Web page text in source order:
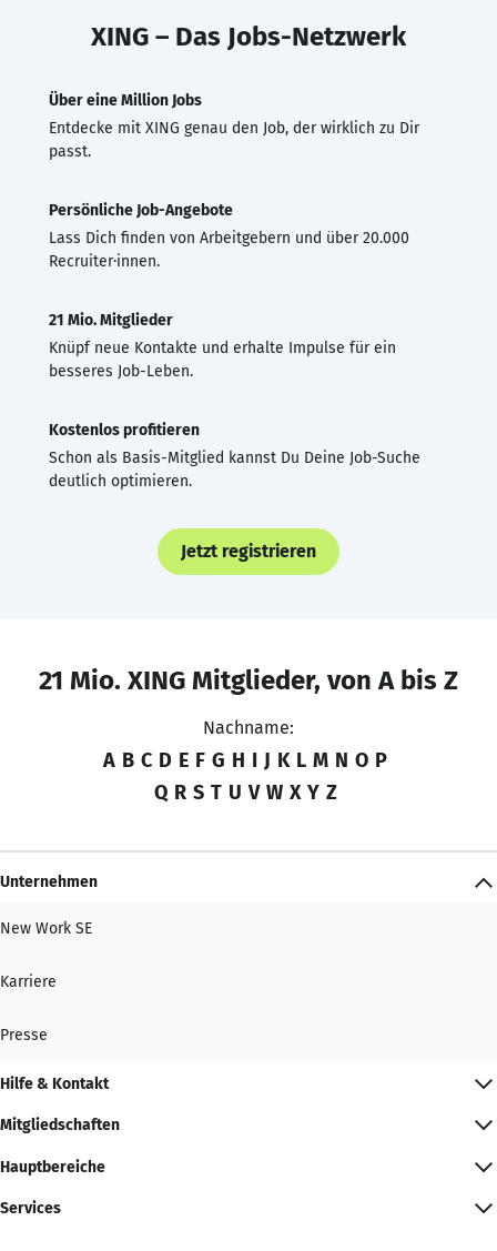
XING – Das Jobs-Netzwerk
Über eine Million Jobs
Entdecke mit XING genau den Job, der wirklich zu Dir
passt.
Persönliche Job-Angebote
Lass Dich finden von Arbeitgebern und über 20.000
Recruiter·innen.
21 Mio. Mitglieder
Knüpf neue Kontakte und erhalte Impulse für ein
besseres Job-Leben.
Kostenlos profitieren
Schon als Basis-Mitglied kannst Du Deine Job-Suche
deutlich optimieren.
Jetzt registrieren
21 Mio. XING Mitglieder, von A bis Z
Nachname:
A B C D E F G H I J K L M N O P
Q R S T U V W X Y Z
Unternehmen
New Work SE
Karriere
Presse
Hilfe & Kontakt
Mitgliedschaften
Hauptbereiche
Services